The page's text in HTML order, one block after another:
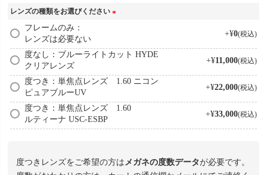
レンズの種類をお選びください
須
フレームのみ：
レンズは必要ない
+¥0 税込
度なし：ブルーライトカット HYDE
クリアレンズ
+¥11,000 税込
度つき：単焦点レンズ 1.60 ニコン
ピュアブルーUV
+¥22,000 税込
度つき：単焦点レンズ 1.60
ルティーナ USC-ESBP
+¥33,000 税込
度つきレンズをご希望の方はメガネの度数データが必要です。